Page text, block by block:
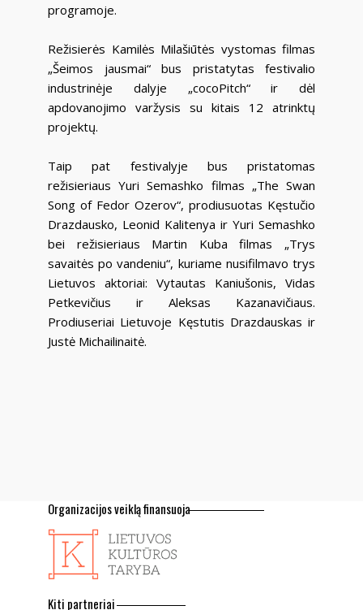
programoje.
Režisierės Kamilės Milašiūtės vystomas filmas
„Šeimos jausmai“ bus pristatytas festivalio
industrinėje dalyje „cocoPitch“ ir dėl
apdovanojimo varžysis su kitais 12 atrinktų
projektų.
Taip pat festivalyje bus pristatomas
režisieriaus Yuri Semashko filmas „The Swan
Song of Fedor Ozerov“, prodiusuotas Kęstučio
Drazdausko, Leonid Kalitenya ir Yuri Semashko
bei režisieriaus Martin Kuba filmas „Trys
savaitės po vandeniu“, kuriame nusifilmavo trys
Lietuvos aktoriai: Vytautas Kaniušonis, Vidas
Petkevičius ir Aleksas Kazanavičiaus.
Prodiuseriai Lietuvoje Kęstutis Drazdauskas ir
Justė Michailinaitė.
Organizacijos veiklą finansuoja
Kiti partneriai